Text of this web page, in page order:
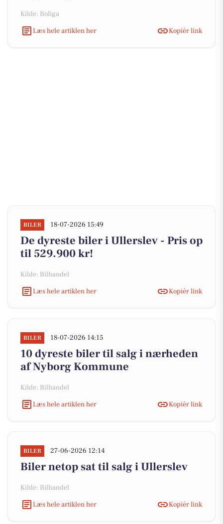
Kilde: Boliga
Læs hele artiklen her
Kopiér link
BILER 18-07-2026 15:49
De dyreste biler i Ullerslev - Pris op
til 529.900 kr!
Kilde: Bilhandel
Læs hele artiklen her
Kopiér link
BILER 18-07-2026 14:15
10 dyreste biler til salg i nærheden
af Nyborg Kommune
Kilde: Bilhandel
Læs hele artiklen her
Kopiér link
BILER 27-06-2026 12:14
Biler netop sat til salg i Ullerslev
Kilde: Bilhandel
Læs hele artiklen her
Kopiér link